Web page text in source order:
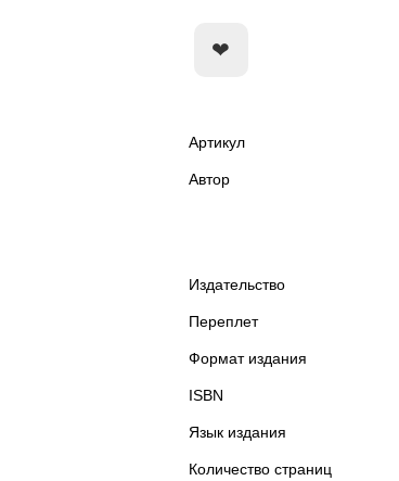
Артикул
Автор
Издательство
Переплет
Формат издания
ISBN
Язык издания
Количество страниц